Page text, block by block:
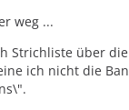
weg ...
Strichliste über
ich nicht die